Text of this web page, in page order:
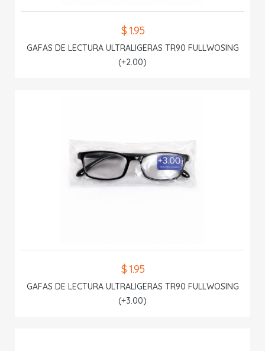
$ 1.95
GAFAS DE LECTURA ULTRALIGERAS TR90 FULLWOSING
(+2.00)
$ 1.95
GAFAS DE LECTURA ULTRALIGERAS TR90 FULLWOSING
(+3.00)